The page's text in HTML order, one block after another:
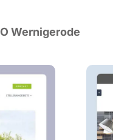
Wernigerode